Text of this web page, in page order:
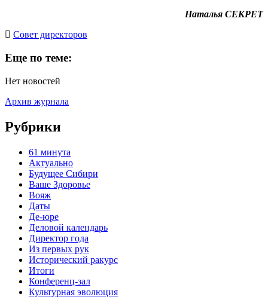
Наталья СЕКРЕТ
Cовет директоров
Еще по теме:
Нет новостей
Архив журнала
Рубрики
61 минута
Актуально
Будущее Сибири
Ваше Здоровье
Вояж
Даты
Де-юре
Деловой календарь
Директор года
Из первых рук
Исторический ракурс
Итоги
Конференц-зал
Культурная эволюция